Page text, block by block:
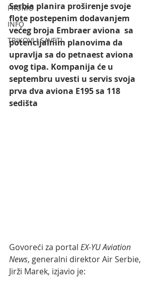
PROMO
INFO
TRIKOVI I SAVETI
Serbia planira proširenje svoje
flote postepenim dodavanjem
većeg broja Embraer aviona  sa
potencijalnim planovima da
upravlja sa do petnaest aviona
ovog tipa. Kompanija će u
septembru uvesti u servis svoja
prva dva aviona E195 sa 118
sedišta
Govoreći za portal EX-YU Aviation
News, generalni direktor Air Serbie,
Jirži Marek, izjavio je: